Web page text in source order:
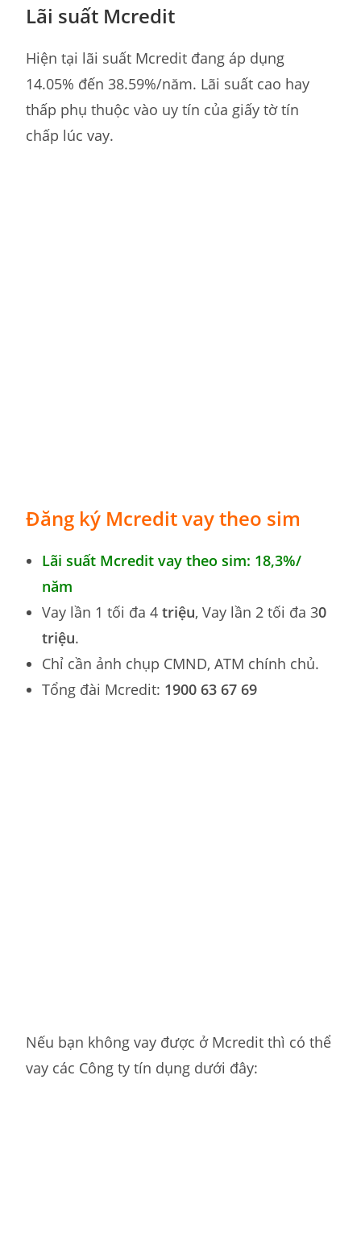
Lãi suất Mcredit
Hiện tại lãi suất Mcredit đang áp dụng
14.05% đến 38.59%/năm. Lãi suất cao hay
thấp phụ thuộc vào uy tín của giấy tờ tín
chấp lúc vay.
Đăng ký Mcreditvay theo sim
Lãi suất Mcredit vay theo sim: 18,3%/
năm
Vay lần 1 tối đa 4 triệu, Vay lần 2 tối đa 30
triệu.
Chỉ cần ảnh chụp CMND, ATM chính chủ.
Tổng đài Mcredit: 1900 63 67 69
Nếu bạn không vay được ở Mcredit thì có thể
vay các Công ty tín dụng dưới đây: